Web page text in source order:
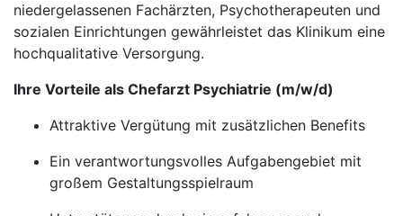
niedergelassenen Fachärzten, Psychotherapeuten und
sozialen Einrichtungen gewährleistet das Klinikum eine
hochqualitative Versorgung.
Ihre Vorteile als Chefarzt Psychiatrie (m/w/d)
Attraktive Vergütung mit zusätzlichen Benefits
Ein verantwortungsvolles Aufgabengebiet mit
großem Gestaltungsspielraum